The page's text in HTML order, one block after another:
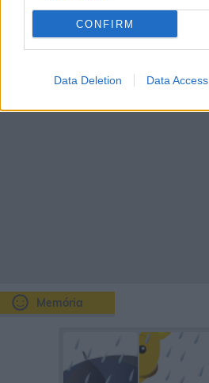
CONFIRM
Data Deletion Data Access
Memória